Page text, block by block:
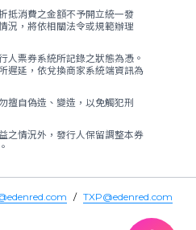
抵消費之金額不予開立統一發
況，將依相關法令或規範辦理
人票券系統所記錄之狀態為憑。
遲延，依兌換商家系統端資訊為
擅自偽造、變造，以免觸犯刑
之情況外，發行人保留調整本券
/ TXP@edenred.com